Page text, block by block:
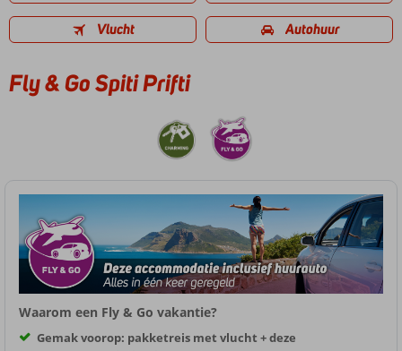
Vlucht Autohuur
Fly & Go Spiti Prifti
Waarom een Fly & Go vakantie?
Gemak voorop: pakketreis met vlucht + deze